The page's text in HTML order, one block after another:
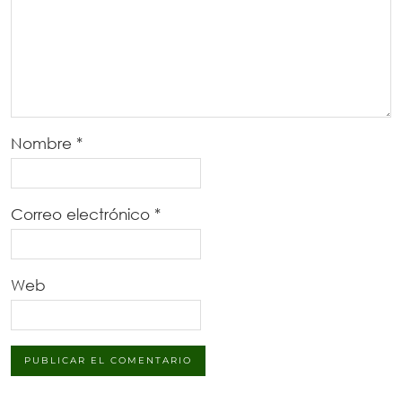
Nombre *
Correo electrónico *
Web